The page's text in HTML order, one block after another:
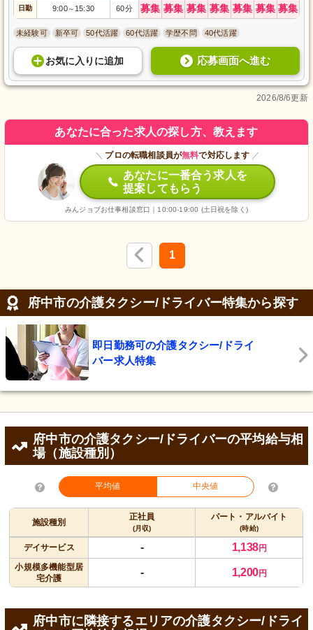
日勤 9:00～ 15:30 60分 募集 募集 募集 募集 募集 募集 募集
未経験可 新卒可 50代活躍 60代活躍 学歴不問 40代活躍
お気に入り に追加 応募画面へ進む
2026/8/6更新
あなたに合った求人の探し方、教えます
＼ プロの転職相談員が無料で対応します ／
あなたに一番合う求人を
提案してもらう
みんジョブお仕事相談窓口｜10:00-19:00 (土日祝を除く)
1
府中市の介護タクシー/ドライバー特集から探す
即日勤務可の介護タクシー/ドライ
バー求人特集
府中市の介護タクシー/ドライバーの平均給与相
場（施設種別）
平均値 中央値
施設種別
正社員
(月収)
パート・アルバイト
(時給)
デイサービス - 1,138円
小規模多機能型居
宅介護
- 1,200円
府中市に隣接するエリアの介護タクシー/ドライ